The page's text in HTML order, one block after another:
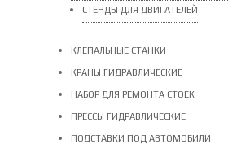
СТЕНДЫ ДЛЯ ДВИГАТЕЛЕЙ
КЛЕПАЛЬНЫЕ СТАНКИ
КРАНЫ ГИДРАВЛИЧЕСКИЕ
НАБОР ДЛЯ РЕМОНТА СТОЕК
ПРЕССЫ ГИДРАВЛИЧЕСКИЕ
ПОДСТАВКИ ПОД АВТОМОБИЛИ